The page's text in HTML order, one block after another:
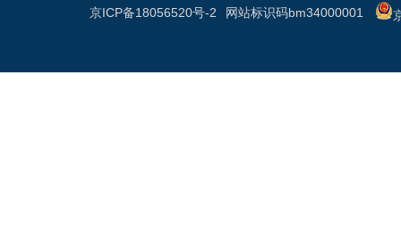
网站标识码bm34000001
京ICP备18056520号-2